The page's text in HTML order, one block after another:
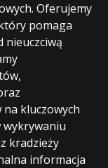
Oferujemy
pomaga
nieuczciwą
kluczowych
wykrywaniu
kradzieży
informacja